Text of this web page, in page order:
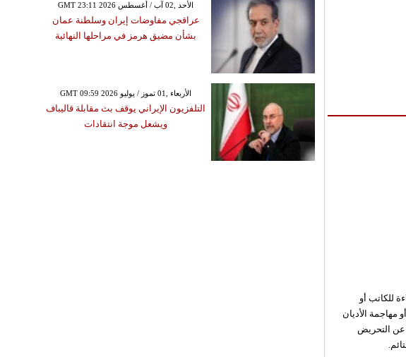
للكاتب أو
مهاجمة الأديان
عن التحريض
GMT 23:11 2026 الأحد ,02 آب / أغسطس
عراقجي مفاوضات إيران وسلطنة عمان
بشأن مضيق هرمز في مراحلها النهائية
GMT 09:59 2026 الأربعاء ,01 تموز / يوليو
التلفزيون الإيراني يوقف بث مقابلة قاليباف
ويشعل موجة انتقادات